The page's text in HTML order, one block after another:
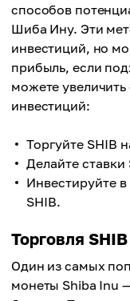
способов
Шиба Ину. Эти
инвестиций, но
прибыль, если
можете
инвестиций:
Торгуйте SHIB
Делайте
Инвестируйте
SHIB.
Торговля SHIB
Один из самых
монеты Shiba Inu